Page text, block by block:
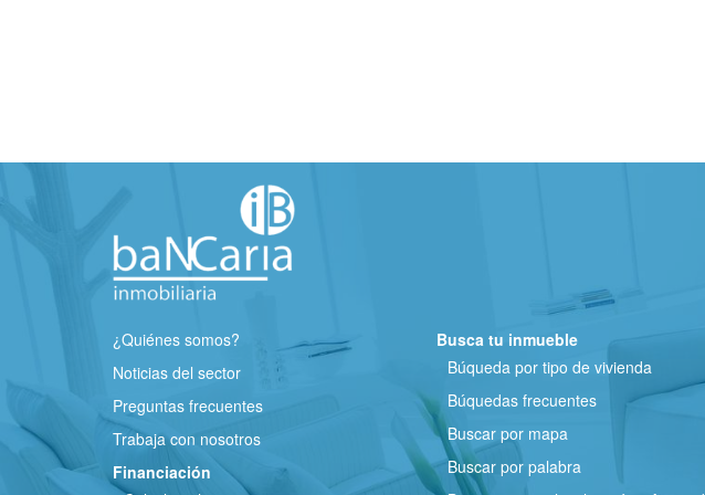
¿Quiénes somos?
Noticias del sector
Preguntas frecuentes
Trabaja con nosotros
Financiación
Busca tu inmueble
Búqueda por tipo de vivienda
Búquedas frecuentes
Buscar por mapa
Buscar por palabra